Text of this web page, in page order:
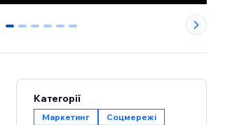
0 1 2 3 4 5
Категорії
Маркетинг Соцмережі